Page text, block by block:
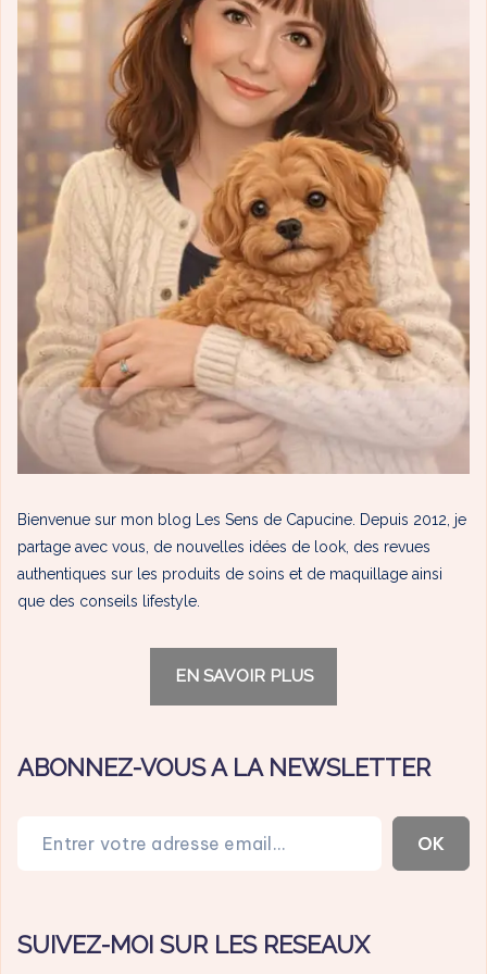
Bienvenue sur mon blog Les Sens de Capucine. Depuis 2012, je
partage avec vous, de nouvelles idées de look, des revues
authentiques sur les produits de soins et de maquillage ainsi
que des conseils lifestyle.
EN SAVOIR PLUS
ABONNEZ-VOUS A LA NEWSLETTER
OK
SUIVEZ-MOI SUR LES RESEAUX